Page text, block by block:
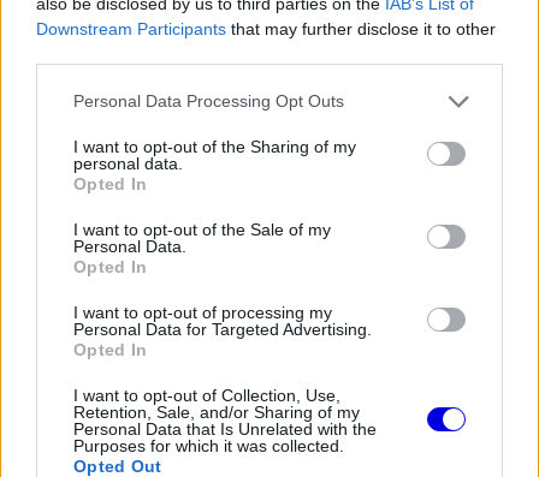
Downstream Participants that may further disclose it to other
Please note that this website/app uses one or more Google
not limited to your visit or usage behaviour. You may click to
grant or deny consent to Google and its third-party tags to
use your data for below specified purposes in below Google
consent section.
Personal Data Processing Opt Outs
I want to opt-out of the Sharing of my
personal data.
Opted In
I want to opt-out of the Sale of my
Personal Data.
Opted In
I want to opt-out of processing my
Personal Data for Targeted Advertising.
Opted In
I want to opt-out of Collection, Use,
Retention, Sale, and/or Sharing of my
Personal Data that Is Unrelated with the
Purposes for which it was collected.
Opted Out